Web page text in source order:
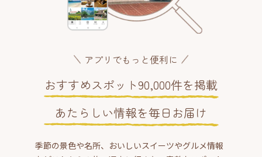
アプリでもっと便利に
おすすめスポット90,000件を掲載
あたらしい情報を毎日お届け
季節の景色や名所、おいしいスイーツやグルメ情報